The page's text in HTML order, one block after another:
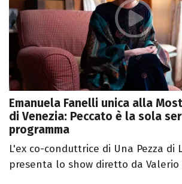
Emanuela Fanelli unica alla
di Venezia: Peccato è la sola
programma
L'ex co-conduttrice di Una Pezza di
presenta lo show diretto da Valerio